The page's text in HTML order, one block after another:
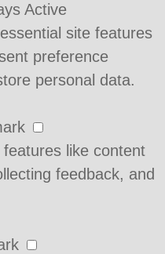
Active
site features
preference
personal data.
like content
feedback, and